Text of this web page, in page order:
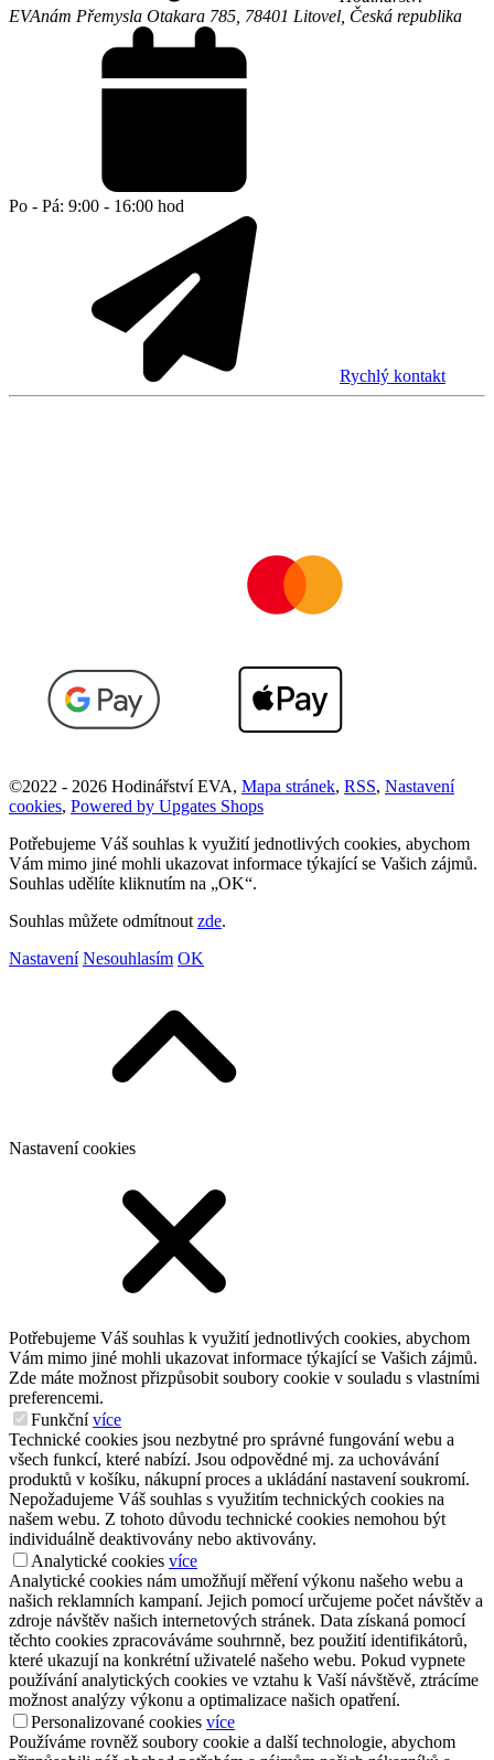
EVAnám Přemysla Otakara 785, 78401 Litovel Česká republika
Po - Pá: 9:00 - 16:00 hod
Rychlý kontakt
©2022 - 2026 Hodinářství EVA, Mapa stránek, RSS, Nastavení
cookies, Powered by Upgates Shops
Potřebujeme Váš souhlas k využití jednotlivých cookies, abychom
Vám mimo jiné mohli ukazovat informace týkající se Vašich zájmů.
Souhlas udělíte kliknutím na „OK“.
Souhlas můžete odmítnout zde.
Nastavení Nesouhlasím OK
Nastavení cookies
Potřebujeme Váš souhlas k využití jednotlivých cookies, abychom
Vám mimo jiné mohli ukazovat informace týkající se Vašich zájmů.
Zde máte možnost přizpůsobit soubory cookie v souladu s vlastními
preferencemi.
Funkční více
Technické cookies jsou nezbytné pro správné fungování webu a
všech funkcí, které nabízí. Jsou odpovědné mj. za uchovávání
produktů v košíku, nákupní proces a ukládání nastavení soukromí.
Nepožadujeme Váš souhlas s využitím technických cookies na
našem webu. Z tohoto důvodu technické cookies nemohou být
individuálně deaktivovány nebo aktivovány.
Analytické cookies více
Analytické cookies nám umožňují měření výkonu našeho webu a
našich reklamních kampaní. Jejich pomocí určujeme počet návštěv a
zdroje návštěv našich internetových stránek. Data získaná pomocí
těchto cookies zpracováváme souhrnně, bez použití identifikátorů,
které ukazují na konkrétní uživatelé našeho webu. Pokud vypnete
používání analytických cookies ve vztahu k Vaší návštěvě, ztrácíme
možnost analýzy výkonu a optimalizace našich opatření.
Personalizované cookies více
Používáme rovněž soubory cookie a další technologie, abychom